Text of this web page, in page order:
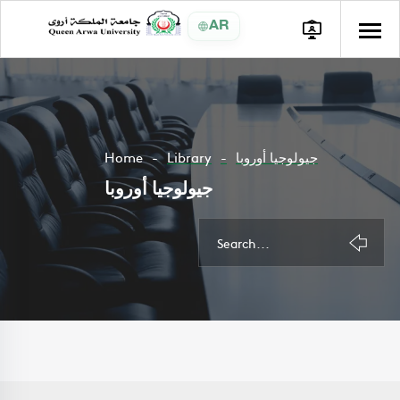
AR
Home Library جيولوجيا أوروبا
جيولوجيا أوروبا